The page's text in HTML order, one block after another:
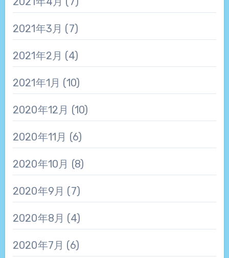
2021年3月 (7)
2021年2月 (4)
2021年1月 (10)
2020年12月 (10)
2020年11月 (6)
2020年10月 (8)
2020年9月 (7)
2020年8月 (4)
2020年7月 (6)